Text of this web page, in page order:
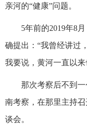
亲河的“健康”问题。
5年前的2019年8
确提出：“我曾经讲过
我要说，黄河一直以
那次考察后不到
南考察，在那里主持
谈会。